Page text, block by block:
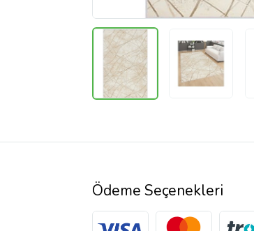
Ödeme Seçenekleri